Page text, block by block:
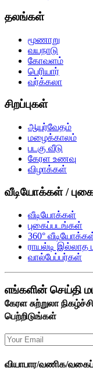
தலங்கள்
மூணாறு
வயநாடு
கோவளம்
பெரியார்
வர்க்கலா
சிறப்புகள்
ஆயுர்வேதம்
மழைக்காலம்
படகு வீடு
கேரள உணவு
விழாக்கள்
வீடியோக்கள் /
வீடியோக்கள்
புகைப்படங்கள்
360°
ராயல்டி இல்லாத
வால்பேப்பர்கள்
எங்களின் செய்தி
கேரள சுற்றுலா
பெற்றிடுங்கள்
வியாபார/வணிக/